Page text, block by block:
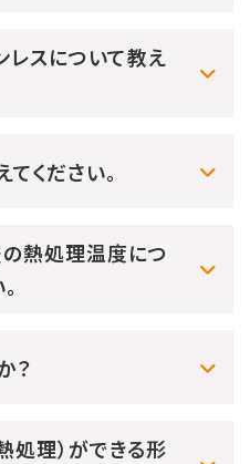
レスについて教え
ください。
熱処理温度につ
？
処理）ができる形